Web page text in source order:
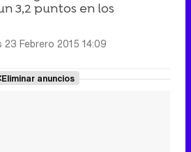
3,2 puntos en los
23 Febrero 2015 14:09
Eliminar anuncios